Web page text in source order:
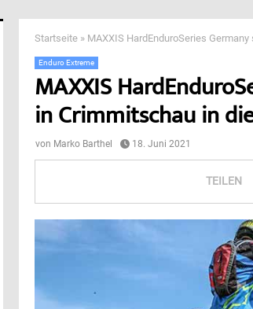
Startseite » MAXXIS HardEnduroSeries
Enduro Extreme
MAXXIS
in Crimmitschau in
von Marko Barthel 18. Juni 2021
TEILEN